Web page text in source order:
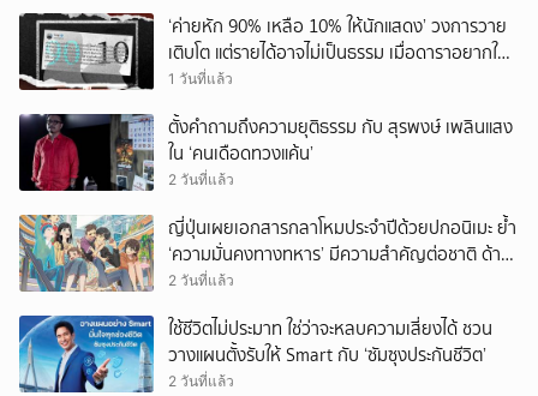
‘ค่ายหัก 90% เหลือ 10% ให้นักแสดง’ วงการวาย
เติบโต แต่รายได้อาจไม่เป็นธรรม เมื่อดาราอยากให้มี
‘สัญญามาตรฐาน’
1 วันที่แล้ว
ตั้งคำถามถึงความยุติธรรม กับ สุรพงษ์ เพลินแสง
ใน ‘คนเดือดทวงแค้น’
2 วันที่แล้ว
ญี่ปุ่นเผยเอกสารกลาโหมประจำปีด้วยปกอนิเมะ ย้ำ
‘ความมั่นคงทางทหาร’ มีความสำคัญต่อชาติ ด้าน
จีนเตือน ขออย่าซ้ำรอยประวัติศาสตร์
2 วันที่แล้ว
ใช้ชีวิตไม่ประมาท ใช่ว่าจะหลบความเสี่ยงได้ ชวน
วางแผนตั้งรับให้ Smart กับ ‘ซัมซุงประกันชีวิต’
2 วันที่แล้ว